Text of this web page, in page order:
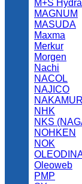
M+S
MAGNUM
MASUDA
Maxma
Merkur
Morgen
Nachi
NACOL
NAJICO
NHK
NKS
NOHKEN
NOK
Oleoweb
PMP